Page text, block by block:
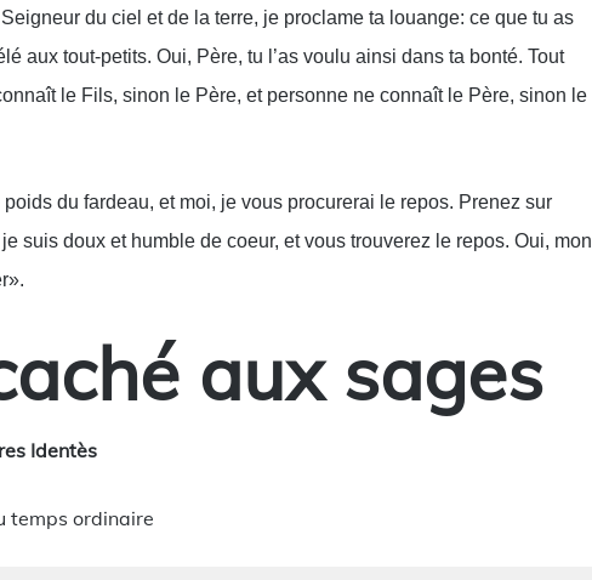
du ciel et de la terre, je proclame ta louange: ce que tu as
aux tout-petits. Oui, Père, tu l’as voulu ainsi dans ta bonté. Tout
le Fils, sinon le Père, et personne ne connaît le Père, sinon le
du fardeau, et moi, je vous procurerai le repos. Prenez sur
suis doux et humble de coeur, et vous trouverez le repos. Oui, mon
aux sages
Identès
temps ordinaire